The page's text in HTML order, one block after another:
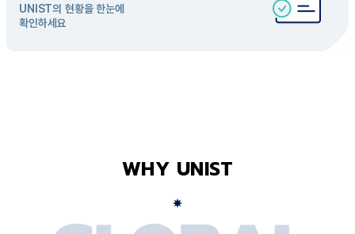
UNIST의 현황을 한눈에
확인하세요
WHY UNIST